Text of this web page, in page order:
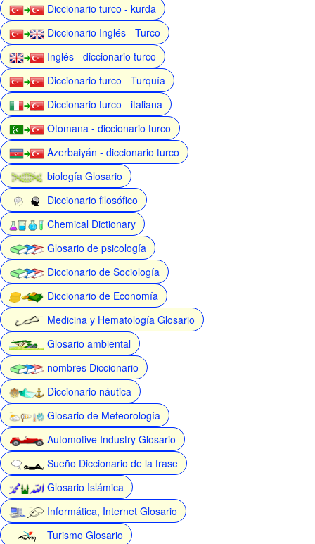
Diccionario turco - kurda
Diccionario Inglés - Turco
Inglés - diccionario turco
Diccionario turco - Turquía
Diccionario turco - italiana
Otomana - diccionario turco
Azerbaiyán - diccionario turco
biología Glosario
Diccionario filosófico
Chemical Dictionary
Glosario de psicología
Diccionario de Sociología
Diccionario de Economía
Medicina y Hematología Glosario
Glosario ambiental
nombres Diccionario
Diccionario náutica
Glosario de Meteorología
Automotive Industry Glosario
Sueño Diccionario de la frase
Glosario Islámica
Informática, Internet Glosario
Turismo Glosario